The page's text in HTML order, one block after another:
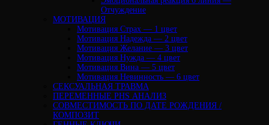
Отчуждение
МОТИВАЦИЯ
Мотивация Страх — 1 цвет
Мотивация Надежда — 2 цвет
Мотивация Желание — 3 цвет
Мотивация Нужда — 4 цвет
Мотивация Вина — 5 цвет
Мотивация Невинность — 6 цвет
СЕКСУАЛЬНАЯ ТРАВМА
ПЕРЕМЕННЫЕ PHS АНАЛИЗ
CОВМЕСТИМОСТЬ ПО ДАТЕ РОЖДЕНИЯ /
КОМПОЗИТ